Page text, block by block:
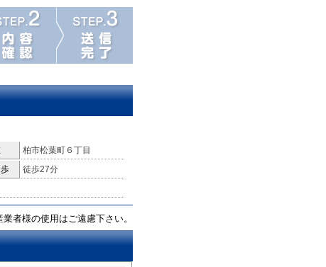
柏市松葉町６丁目
徒歩27分
者様の使用はご遠慮下さい。